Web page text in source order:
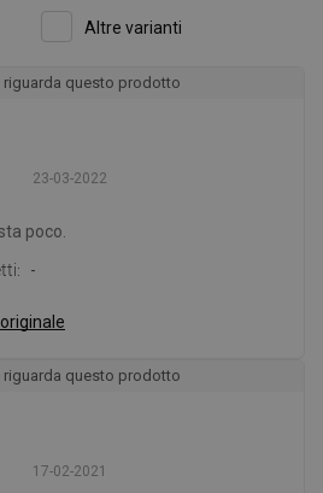
Altre varianti
riguarda questo prodotto
23-03-2022
poco.
-
riguarda questo prodotto
17-02-2021